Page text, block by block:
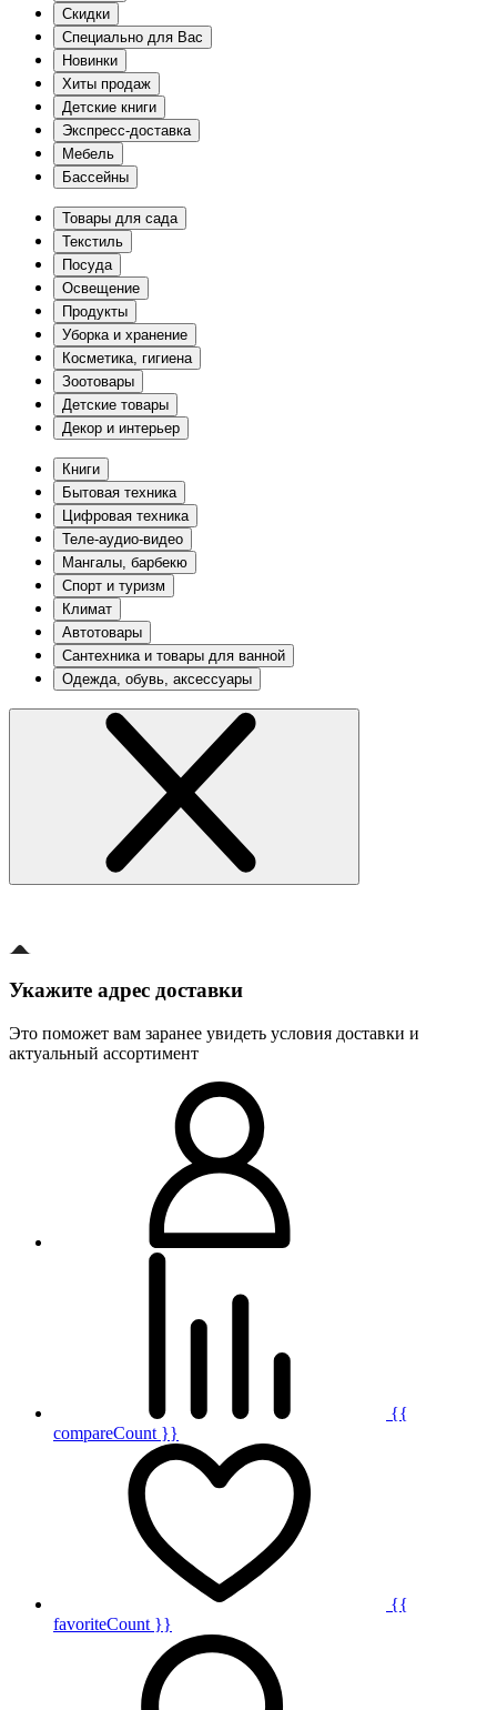
Скидки
Специально для Вас
Новинки
Хиты продаж
Детские книги
Экспресс-доставка
Мебель
Бассейны
Товары для сада
Текстиль
Посуда
Освещение
Продукты
Уборка и хранение
Косметика, гигиена
Зоотовары
Детские товары
Декор и интерьер
Книги
Бытовая техника
Цифровая техника
Теле-аудио-видео
Мангалы, барбекю
Спорт и туризм
Климат
Автотовары
Сантехника и товары для ванной
Одежда, обувь, аксессуары
Укажите адрес доставки
Это поможет вам заранее увидеть условия доставки и
актуальный ассортимент
{{
compareCount }}
{{
favoriteCount }}